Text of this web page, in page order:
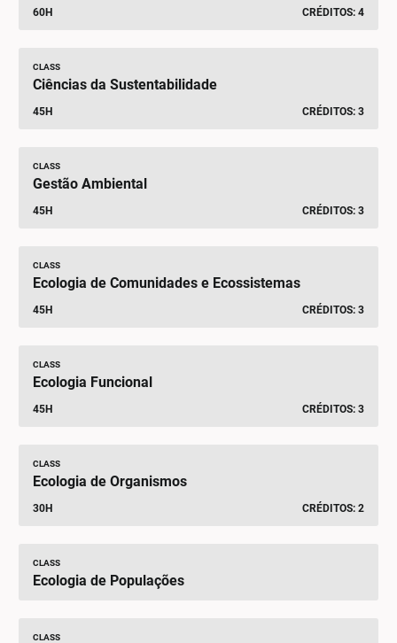
60H CRÉDITOS: 4
CLASS
Ciências da Sustentabilidade
45H CRÉDITOS: 3
CLASS
Gestão Ambiental
45H CRÉDITOS: 3
CLASS
Ecologia de Comunidades e Ecossistemas
45H CRÉDITOS: 3
CLASS
Ecologia Funcional
45H CRÉDITOS: 3
CLASS
Ecologia de Organismos
30H CRÉDITOS: 2
CLASS
Ecologia de Populações
CLASS